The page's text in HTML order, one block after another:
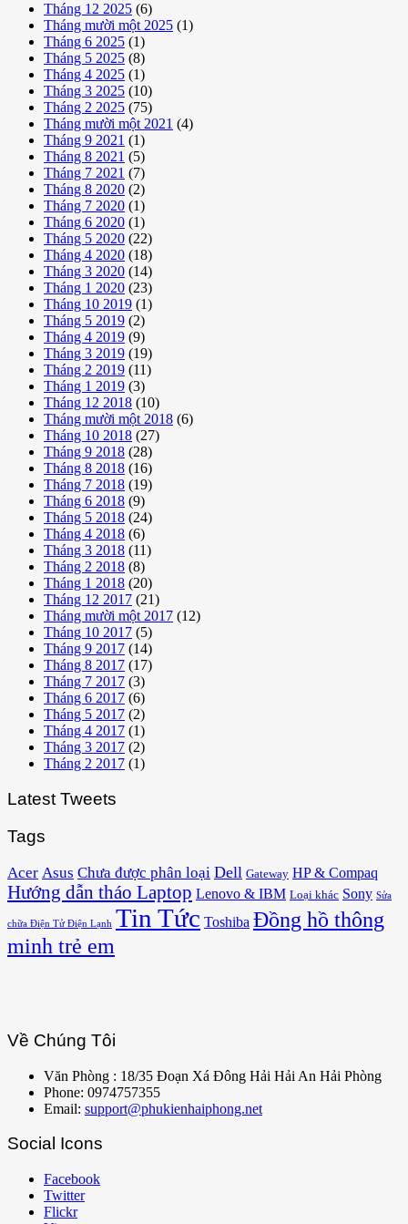
Tháng 12 2025 (6)
Tháng mười một 2025 (1)
Tháng 6 2025 (1)
Tháng 5 2025 (8)
Tháng 4 2025 (1)
Tháng 3 2025 (10)
Tháng 2 2025 (75)
Tháng mười một 2021 (4)
Tháng 9 2021 (1)
Tháng 8 2021 (5)
Tháng 7 2021 (7)
Tháng 8 2020 (2)
Tháng 7 2020 (1)
Tháng 6 2020 (1)
Tháng 5 2020 (22)
Tháng 4 2020 (18)
Tháng 3 2020 (14)
Tháng 1 2020 (23)
Tháng 10 2019 (1)
Tháng 5 2019 (2)
Tháng 4 2019 (9)
Tháng 3 2019 (19)
Tháng 2 2019 (11)
Tháng 1 2019 (3)
Tháng 12 2018 (10)
Tháng mười một 2018 (6)
Tháng 10 2018 (27)
Tháng 9 2018 (28)
Tháng 8 2018 (16)
Tháng 7 2018 (19)
Tháng 6 2018 (9)
Tháng 5 2018 (24)
Tháng 4 2018 (6)
Tháng 3 2018 (11)
Tháng 2 2018 (8)
Tháng 1 2018 (20)
Tháng 12 2017 (21)
Tháng mười một 2017 (12)
Tháng 10 2017 (5)
Tháng 9 2017 (14)
Tháng 8 2017 (17)
Tháng 7 2017 (3)
Tháng 6 2017 (6)
Tháng 5 2017 (2)
Tháng 4 2017 (1)
Tháng 3 2017 (2)
Tháng 2 2017 (1)
Latest Tweets
Tags
Acer Asus Chưa được phân loại Dell Gateway HP & Compaq
Hướng dẫn tháo Laptop Lenovo & IBM Loại khác Sony Sửa
chữa Điện Tử Điện Lạnh Tin Tức Toshiba Đồng hồ thông
minh trẻ em
Về Chúng Tôi
Văn Phòng : 18/35 Đoạn Xá Đông Hải Hải An Hải Phòng
Phone: 0974757355
Email: support@phukienhaiphong.net
Social Icons
Facebook
Twitter
Flickr